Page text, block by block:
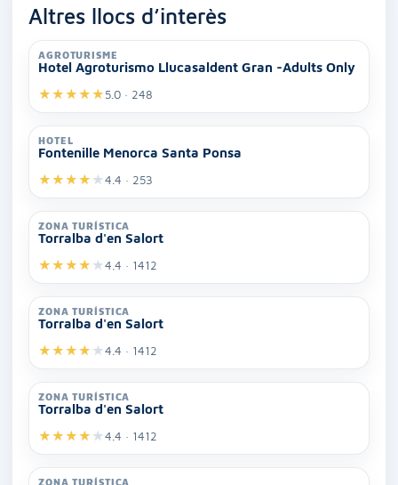
Altres llocs d’interès
AGROTURISME
Hotel Agroturismo Llucasaldent Gran -Adults Only
★★★★★5.0 · 248
HOTEL
Fontenille Menorca Santa Ponsa
★★★★ ★4.4 · 253
ZONA TURÍSTICA
Torralba d'en Salort
★★★★ ★4.4 · 1412
ZONA TURÍSTICA
Torralba d'en Salort
★★★★ ★4.4 · 1412
ZONA TURÍSTICA
Torralba d'en Salort
★★★★ ★4.4 · 1412
ZONA TURÍSTICA